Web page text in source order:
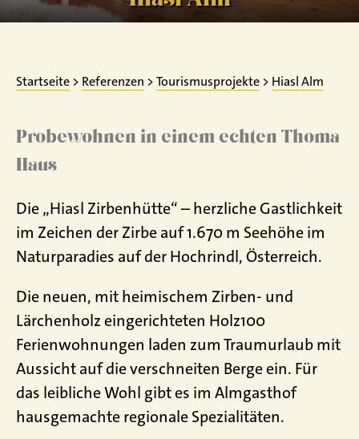
Startseite > Referenzen >Tourismusprojekte > Hiasl Alm
Probewohnen in einem echten Thoma
Haus
Die „Hiasl Zirbenhütte“ – herzliche Gastlichkeit
im Zeichen der Zirbe auf 1.670 m Seehöhe im
Naturparadies auf der Hochrindl, Österreich.
Die neuen, mit heimischem Zirben- und
Lärchenholz eingerichteten Holz100
Ferienwohnungen laden zum Traumurlaub mit
Aussicht auf die verschneiten Berge ein. Für
das leibliche Wohl gibt es im Almgasthof
hausgemachte regionale Spezialitäten.